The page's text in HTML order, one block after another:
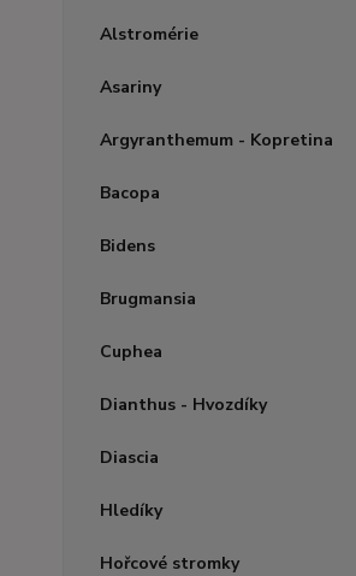
Alstromérie
Asariny
Argyranthemum - Kopretina
Bacopa
Bidens
Brugmansia
Cuphea
Dianthus - Hvozdíky
Diascia
Hledíky
Hořcové stromky